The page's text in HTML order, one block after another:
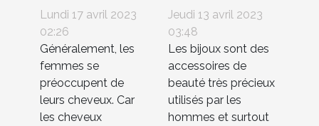
que vous devez
savoir
Lundi 17 avril 2023
02:26
Généralement, les
femmes se
préoccupent de
leurs cheveux. Car
les cheveux
cacher ses
bijoux contre
les vols et les
incendies ?
Jeudi 13 avril 2023
03:48
Les bijoux sont des
accessoires de
beauté très précieux
utilisés par les
hommes et surtout